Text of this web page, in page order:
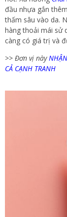
đầu nhựa gắn
thấm sâu vào da.
hàng thoải mái sử
càng có giá trị và
>> Đơn vị này
CẢ CẠNH TRANH